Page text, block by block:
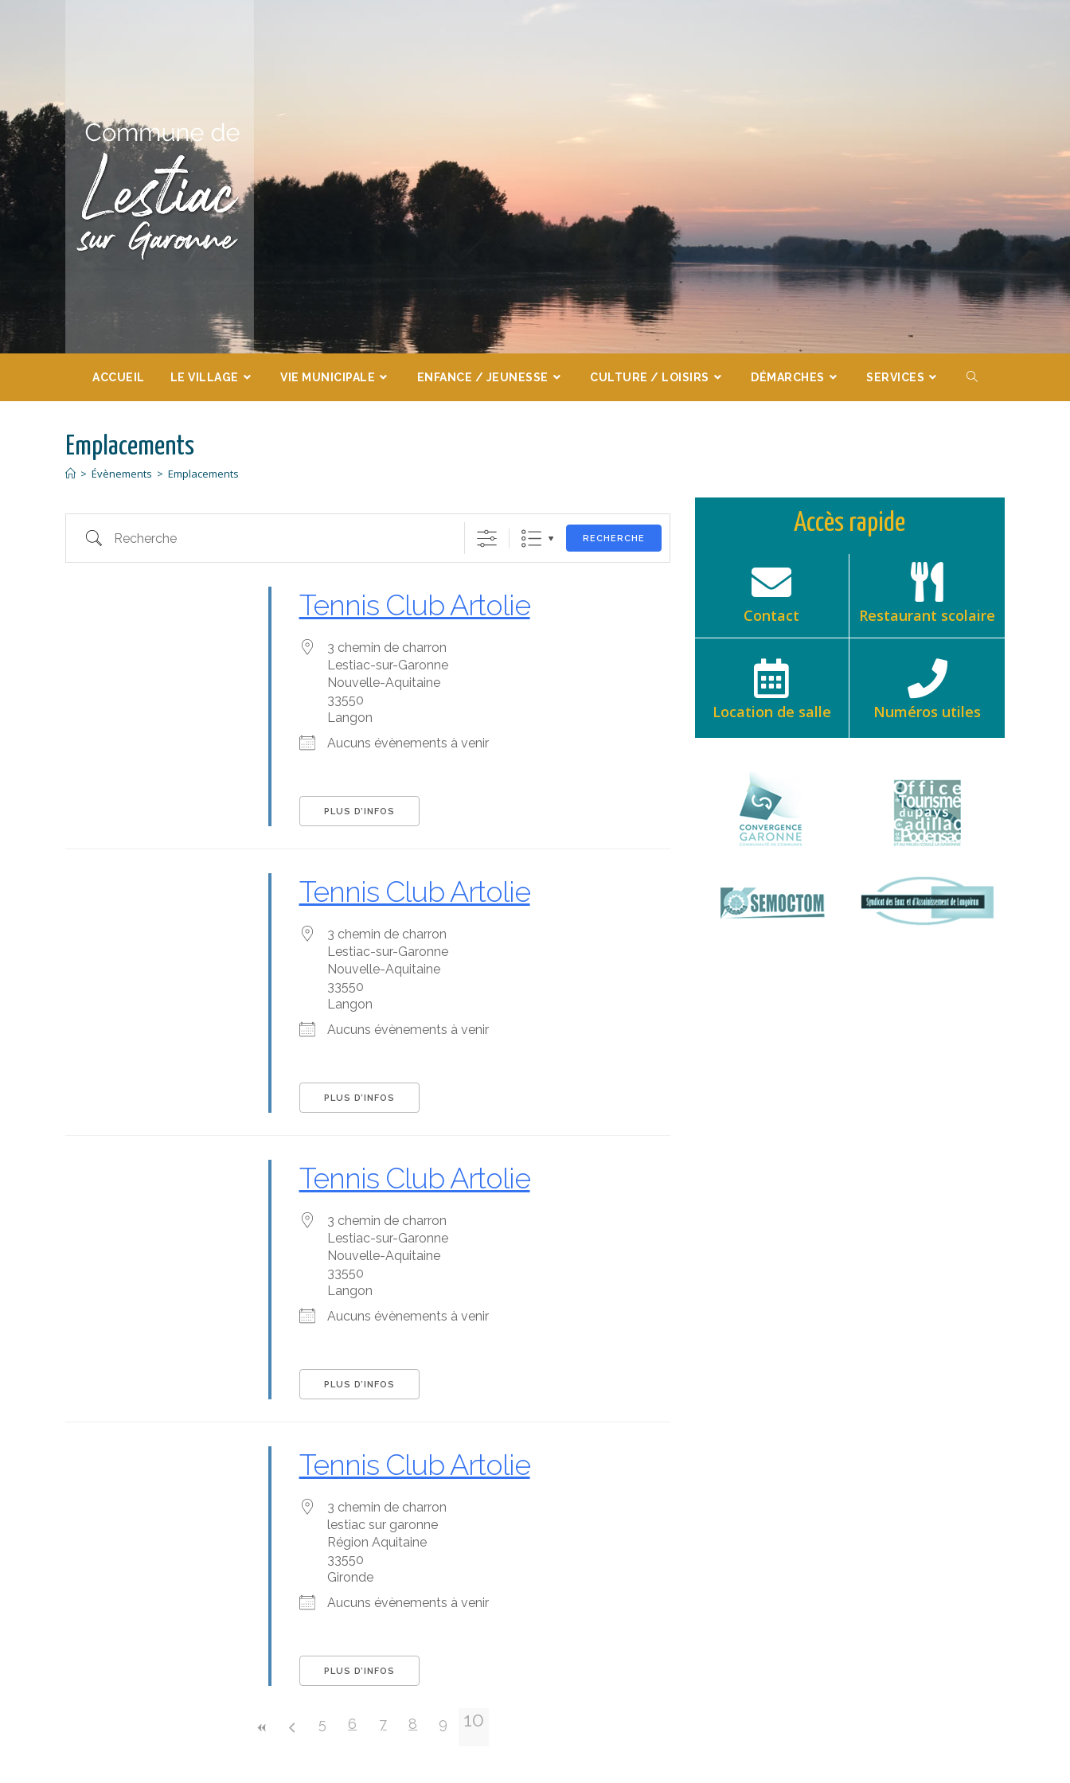
ACCUEIL LE VILLAGE VIE MUNICIPALE ENFANCE / JEUNESSE CULTURE / LOISIRS DÉMARCHES SERVICES
Emplacements
> Évènements > Emplacements
RECHERCHE
Emplacement avec des évènements ?
Tennis Club Artolie
3 chemin de charron
Lestiac-sur-Garonne
Nouvelle-Aquitaine
33550
Langon
Aucuns évènements à venir
PLUS D’INFOS
Tennis Club Artolie
3 chemin de charron
Lestiac-sur-Garonne
Nouvelle-Aquitaine
33550
Langon
Aucuns évènements à venir
PLUS D’INFOS
Tennis Club Artolie
3 chemin de charron
Lestiac-sur-Garonne
Nouvelle-Aquitaine
33550
Langon
Aucuns évènements à venir
PLUS D’INFOS
Tennis Club Artolie
3 chemin de charron
lestiac sur garonne
Région Aquitaine
33550
Gironde
Aucuns évènements à venir
PLUS D’INFOS
5 6 7 8 9 10
Accès rapide
Contact Restaurant scolaire
Location de salle Numéros utiles